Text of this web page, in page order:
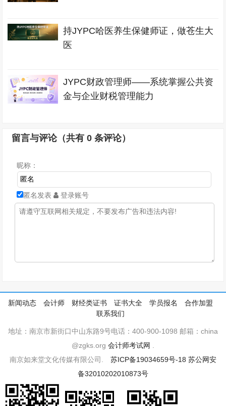
持JYPC哈医养生保健师证，做苍生大
医
JYPC财政管理师——系统掌握公共资
金与企业财税管理能力
留言与评论（共有0 条评论）
昵称：
匿名发表 登录账号
新闻动态 会计师 财经类证书 证书大全 学员报名
合作加盟
联系我们
地址：南京市新街口中山东路9号电话：400-900-1098 邮箱：china
@zgks.org 会计师考试网
南京如来堂文化传媒有限公司. 苏ICP备19034659号-18 苏公网安
备32010202010873号